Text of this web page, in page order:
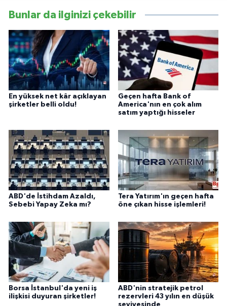
Bunlar da ilginizi çekebilir
En yüksek net kâr açıklayan
şirketler belli oldu!
Geçen hafta Bank of
America'nın en çok alım
satım yaptığı hisseler
ABD'de İstihdam Azaldı,
Sebebi Yapay Zeka mı?
Tera Yatırım'ın geçen hafta
öne çıkan hisse işlemleri!
Borsa İstanbul'da yeni iş
ilişkisi duyuran şirketler!
ABD'nin stratejik petrol
rezervleri 43 yılın en düşük
seviyesinde